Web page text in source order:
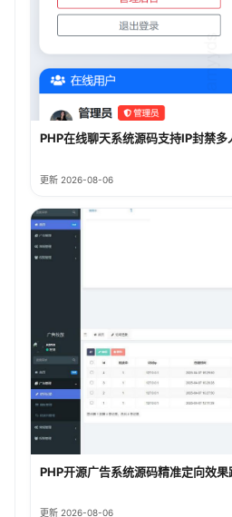
PHP在线聊天系统源码支持IP封禁多
更新 2026-08-06
PHP开源广告系统源码精准定向效果
更新 2026-08-06